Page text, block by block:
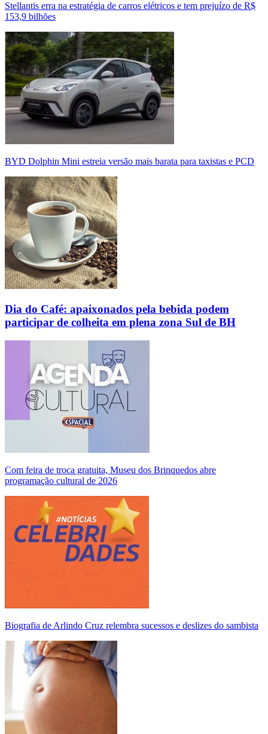
Stellantis erra na estratégia de carros elétricos e tem prejuízo de R$
153,9 bilhões
BYD Dolphin Mini estreia versão mais barata para taxistas e PCD
Dia do Café: apaixonados pela bebida podem
participar de colheita em plena zona Sul de BH
Com feira de troca gratuita, Museu dos Brinquedos abre
programação cultural de 2026
Biografia de Arlindo Cruz relembra sucessos e deslizes do sambista